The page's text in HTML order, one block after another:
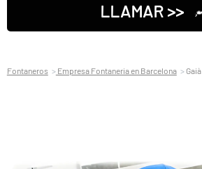
LLAMAR >>
Fontaneros Empresa Fontaneria en Barcelona Gaià